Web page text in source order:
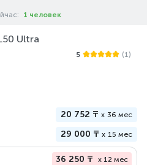
1 человек
Ultra
5 (1)
20 752 ₸ x 36 мес
29 000 ₸ x 15 мес
36 250 ₸ x 12 мес